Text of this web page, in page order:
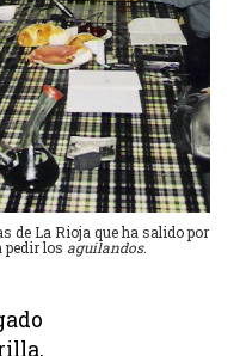
de La Rioja que ha salido por
pedir los aguilandos.